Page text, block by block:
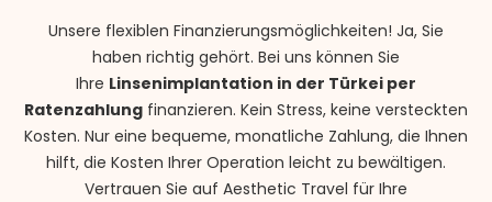
Unsere flexiblen Finanzierungsmöglichkeiten! Ja, Sie
haben richtig gehört. Bei uns können Sie
Ihre Linsenimplantation in der Türkei per
Ratenzahlung finanzieren. Kein Stress, keine versteckten
Kosten. Nur eine bequeme, monatliche Zahlung, die Ihnen
hilft, die Kosten Ihrer Operation leicht zu bewältigen.
Vertrauen Sie auf Aesthetic Travel für Ihre